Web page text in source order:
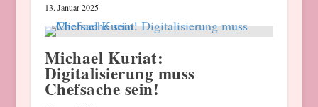
13. Januar 2025
Michael Kuriat:
Digitalisierung muss
Chefsache sein!